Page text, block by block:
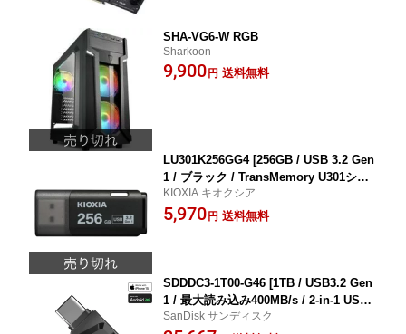
SHA-VG6-W RGB
Sharkoon
9,900 円 送料無料
LU301K256GG4 [256GB / USB 3.2 Gen
1 / ブラック / TransMemory U301シリ
ーズ]
KIOXIA キオクシア
5,970 円 送料無料
SDDDC3-1T00-G46 [1TB / USB3.2 Gen
1 / 最大読み込み400MB/s / 2-in-1 USB
Type-A & Type-C Flash Drive]
SanDisk サンディスク